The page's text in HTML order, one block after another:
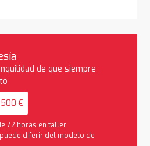
de que siempre
€
72 horas en taller
diferir del modelo de